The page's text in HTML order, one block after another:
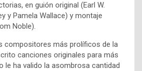
en guión original (Earl W.
y Pamela Wallace) y montaje
Noble).
compositores más prolíficos de la
canciones originales para más
le ha valido la asombrosa cantidad